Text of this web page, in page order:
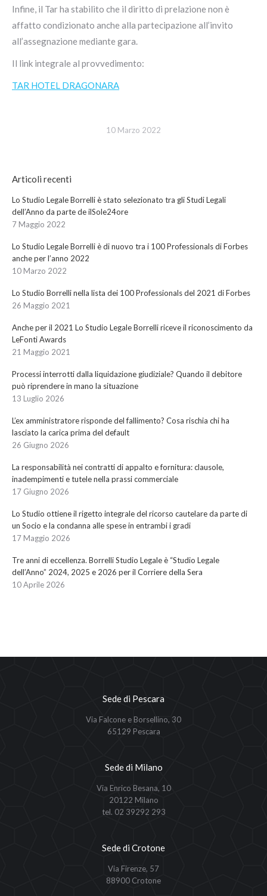
Infine, il Tar ha stabilito che il diritto di prelazione non è
affatto condizionato anche alla partecipazione all’invito
all’assegnazione mediante gara.
Il link integrale al provvedimento:
TAR HOTEL DRAGONARA
10 Marzo 2022
Articoli recenti
Lo Studio Legale Borrelli è stato selezionato tra gli Studi Legali
dell’Anno da parte de ilSole24ore
7 Maggio 2022
Lo Studio Legale Borrelli è di nuovo tra i 100 Professionals di Forbes
anche per l’anno 2022
10 Marzo 2022
Lo Studio Borrelli nella lista dei 100 Professionals del 2021 di Forbes
26 Maggio 2021
Anche per il 2021 Lo Studio Legale Borrelli riceve il riconoscimento da
LeFonti Awards
21 Maggio 2021
Processi interrotti dalla liquidazione giudiziale? Quando il debitore
può riprendere in mano la situazione
13 Luglio 2026
L’ex amministratore risponde del fallimento? Cosa rischia chi ha
lasciato la carica prima del default
26 Giugno 2026
La responsabilità nei contratti di appalto e fornitura: clausole,
inadempimenti e tutele nella prassi commerciale
17 Giugno 2026
Lo Studio ottiene il rigetto integrale del ricorso cautelare da parte di
un Socio e la condanna alle spese in entrambi i gradi
17 Maggio 2026
Tre anni di eccellenza. Borrelli Studio Legale è “Studio Legale
dell’Anno” 2024, 2025 e 2026 per il Corriere della Sera
10 Aprile 2026
Sede di Pescara
Via Falcone e Borsellino, 30
65129 Pescara
Sede di Milano
Via Enrico Besana, 10
20122 Milano
tel. 02 39292 293
Sede di Crotone
Via Firenze, 57
88900 Crotone